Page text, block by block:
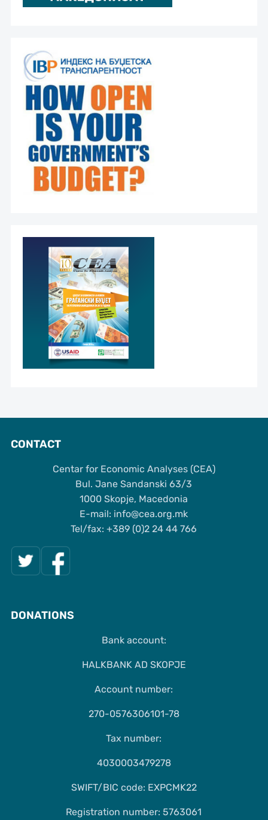
CONTACT
Centar for Economic Analyses (CEA)
Bul. Jane Sandanski 63/3
1000 Skopje, Macedonia
Е-mail: info@cea.org.mk
Tel/fax: +389 (0)2 24 44 766
DONATIONS
Bank account:
HALKBANK AD SKOPJE
Account number:
270-0576306101-78
Tax number:
4030003479278
SWIFT/BIC code: EXPCMK22
Registration number: 5763061